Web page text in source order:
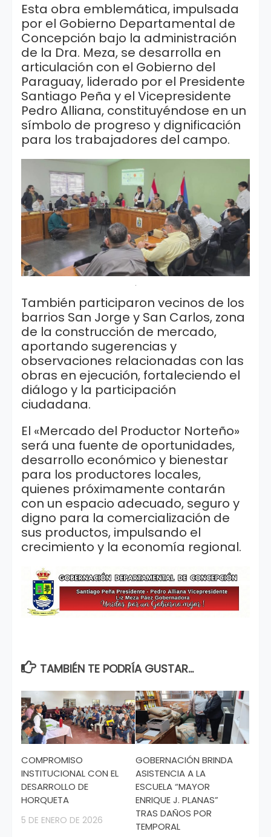
Esta obra emblemática, impulsada
por el Gobierno Departamental de
Concepción bajo la administración
de la Dra. Meza, se desarrolla en
articulación con el Gobierno del
Paraguay, liderado por el Presidente
Santiago Peña y el Vicepresidente
Pedro Alliana, constituyéndose en un
símbolo de progreso y dignificación
para los trabajadores del campo.
.
También participaron vecinos de los
barrios San Jorge y San Carlos, zona
de la construcción de mercado,
aportando sugerencias y
observaciones relacionadas con las
obras en ejecución, fortaleciendo el
diálogo y la participación
ciudadana.
El «Mercado del Productor Norteño»
será una fuente de oportunidades,
desarrollo económico y bienestar
para los productores locales,
quienes próximamente contarán
con un espacio adecuado, seguro y
digno para la comercialización de
sus productos, impulsando el
crecimiento y la economía regional.
TAMBIÉN TE PODRÍA GUSTAR...
COMPROMISO
INSTITUCIONAL CON EL
DESARROLLO DE
HORQUETA
5 DE ENERO DE 2026
GOBERNACIÓN BRINDA
ASISTENCIA A LA
ESCUELA “MAYOR
ENRIQUE J. PLANAS”
TRAS DAÑOS POR
TEMPORAL